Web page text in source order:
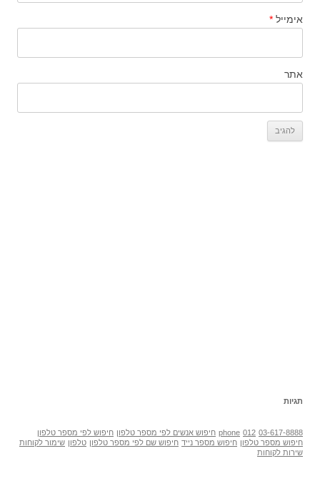
אימייל *
אתר
תגיות
03-617-8888
012
phone חיפוש אנשים לפי מספר טלפון חיפוש לפי מספר טלפון
חיפוש מספר טלפון חיפוש מספר נייד חיפוש שם לפי מספר טלפון טלפון שימור לקוחות
שירות לקוחות